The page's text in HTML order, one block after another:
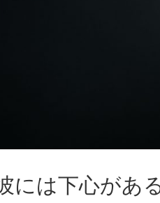
には下心がある